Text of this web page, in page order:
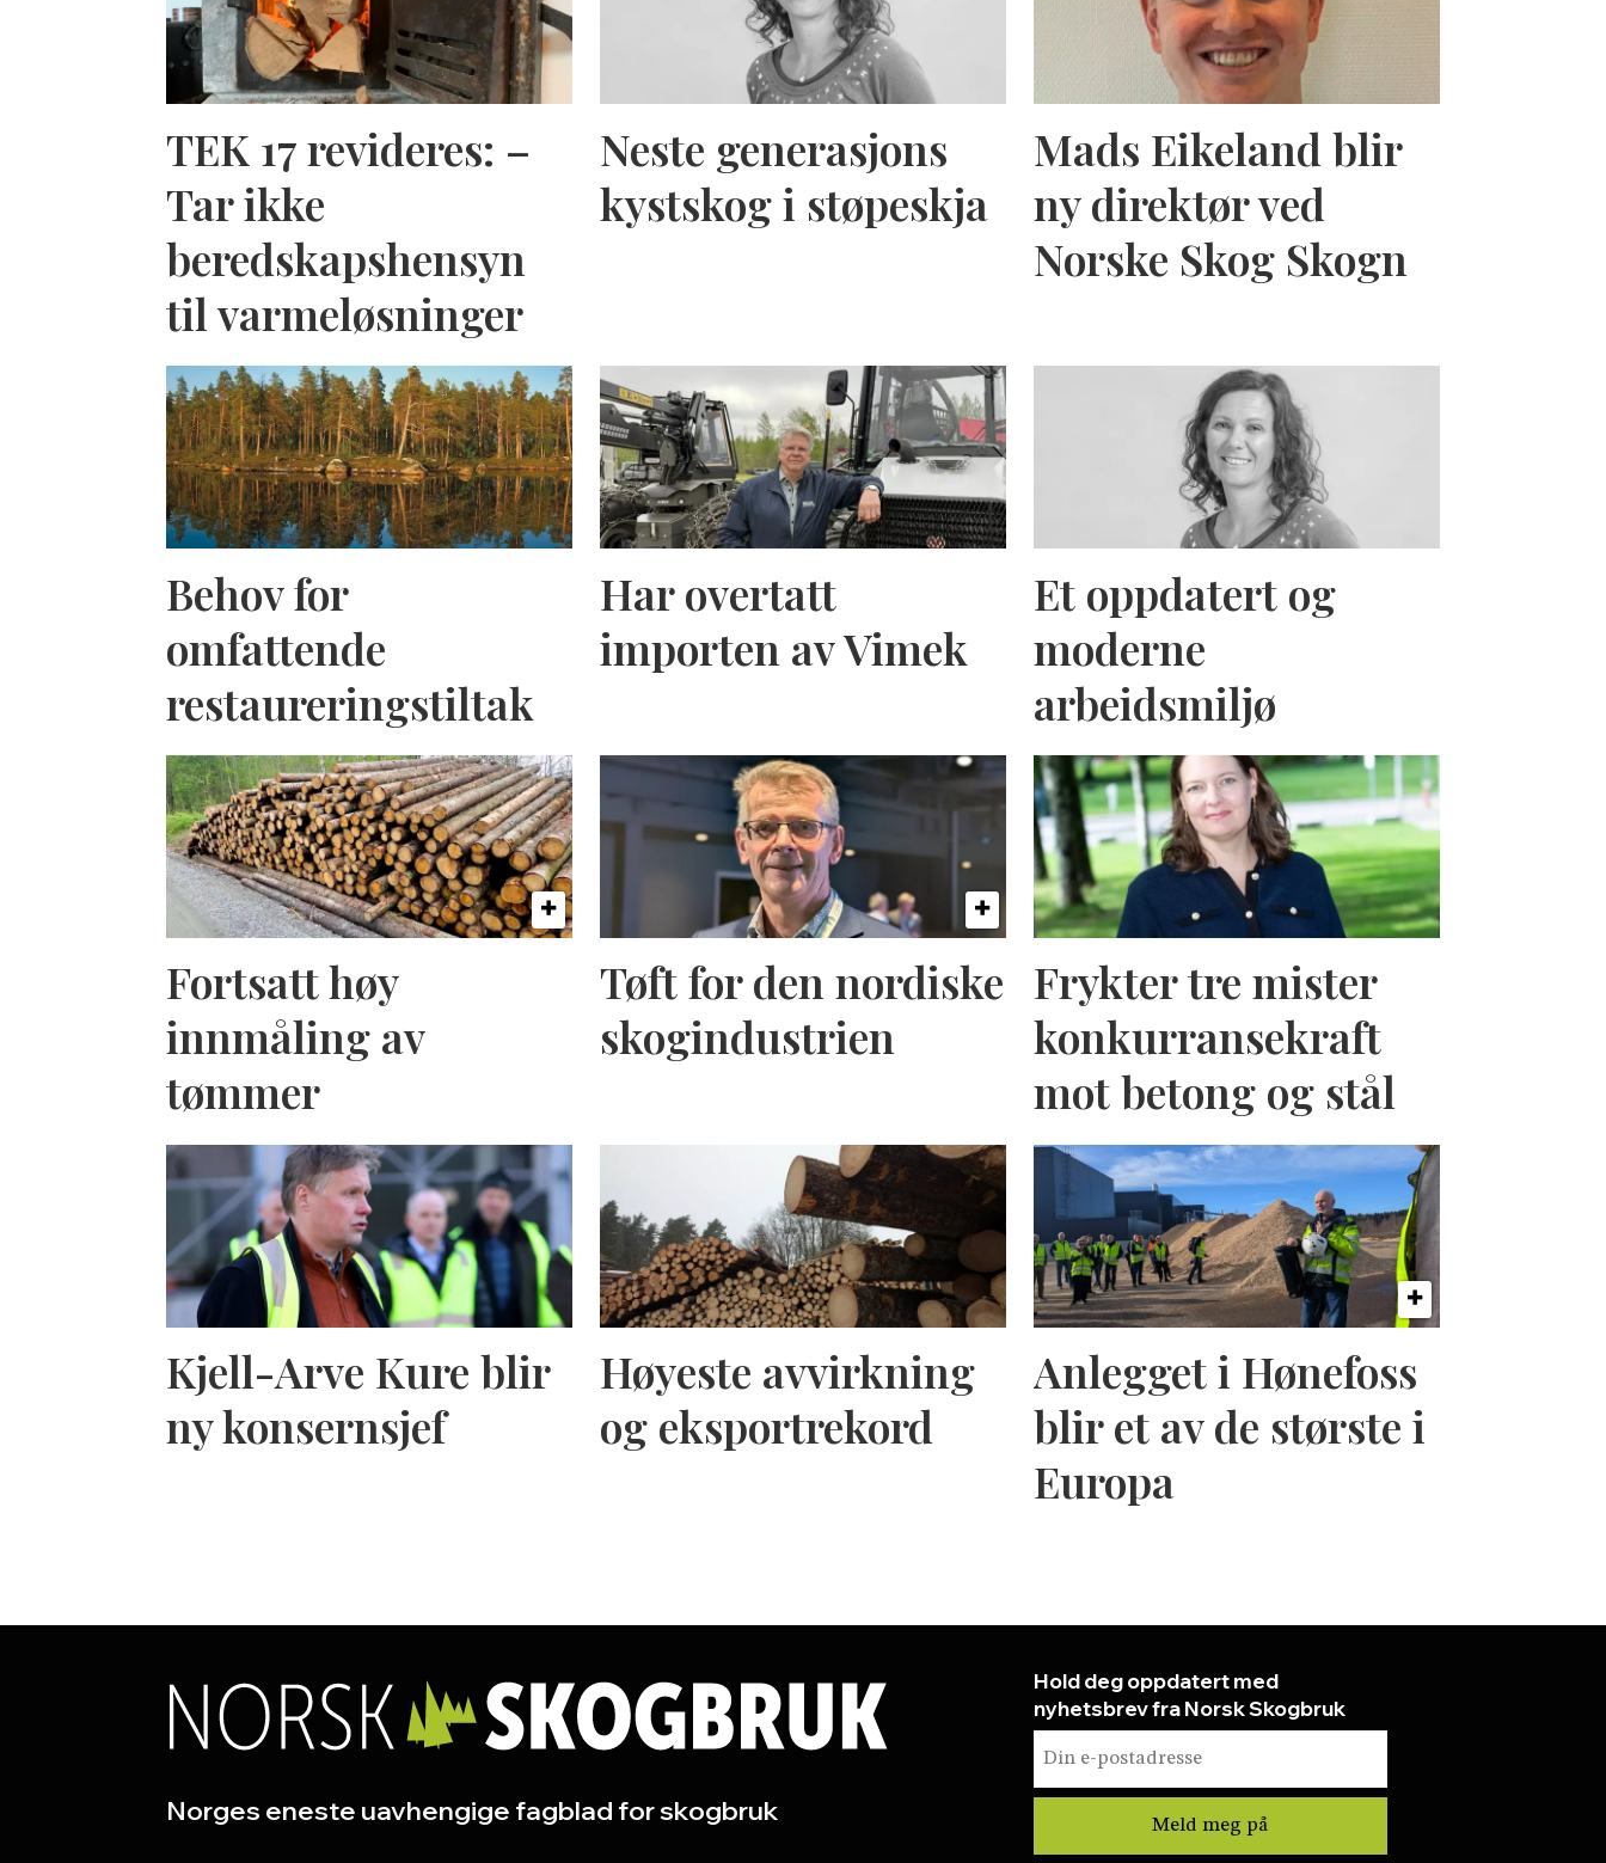
TEK 17 revideres: –
Tar ikke
beredskapshensyn
til varmeløsninger
Neste generasjons
kystskog i støpeskja
Mads Eikeland blir
ny direktør ved
Norske Skog Skogn
Behov for
omfattende
restaureringstiltak
Har overtatt
importen av Vimek
Et oppdatert og
moderne
arbeidsmiljø
Fortsatt høy
innmåling av
tømmer
Tøft for den nordiske
skogindustrien
Frykter tre mister
konkurransekraft
mot betong og stål
Kjell-Arve Kure blir
ny konsernsjef
Høyeste avvirkning
og eksportrekord
Anlegget i Hønefoss
blir et av de største i
Europa
Norges eneste uavhengige fagblad for skogbruk
Hold deg oppdatert med
nyhetsbrev fra Norsk Skogbruk